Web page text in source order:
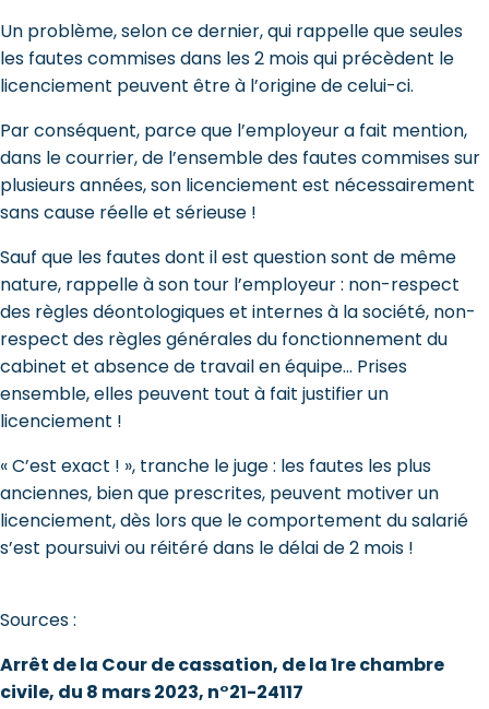
Un problème, selon ce dernier, qui rappelle que seules
les fautes commises dans les 2 mois qui précèdent le
licenciement peuvent être à l’origine de celui-ci.
Par conséquent, parce que l’employeur a fait mention,
dans le courrier, de l’ensemble des fautes commises sur
plusieurs années, son licenciement est nécessairement
sans cause réelle et sérieuse !
Sauf que les fautes dont il est question sont de même
nature, rappelle à son tour l’employeur : non-respect
des règles déontologiques et internes à la société, non-
respect des règles générales du fonctionnement du
cabinet et absence de travail en équipe… Prises
ensemble, elles peuvent tout à fait justifier un
licenciement !
« C’est exact ! », tranche le juge : les fautes les plus
anciennes, bien que prescrites, peuvent motiver un
licenciement, dès lors que le comportement du salarié
s’est poursuivi ou réitéré dans le délai de 2 mois !
Sources :
Arrêt de la Cour de cassation, de la 1re chambre
civile, du 8 mars 2023, n°21-24117